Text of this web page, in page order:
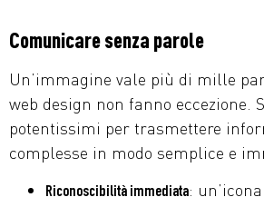
Comunicare senza parole
Un’immagine vale più di mille
web design non fanno eccezione.
potentissimi per trasmettere
complesse in modo semplice e
Riconoscibilità immediata: